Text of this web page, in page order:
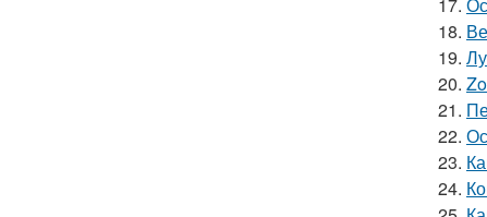
18.
19.
20.
21.
22.
23.
24.